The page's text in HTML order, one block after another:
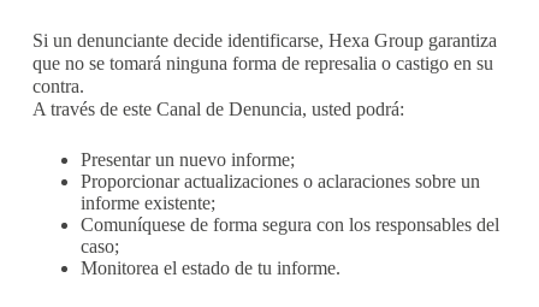
Si un denunciante decide identificarse, Hexa Group garantiza
que no se tomará ninguna forma de represalia o castigo en su
contra.
A través de este Canal de Denuncia, usted podrá:
Presentar un nuevo informe;
Proporcionar actualizaciones o aclaraciones sobre un
informe existente;
Comuníquese de forma segura con los responsables del
caso;
Monitorea el estado de tu informe.